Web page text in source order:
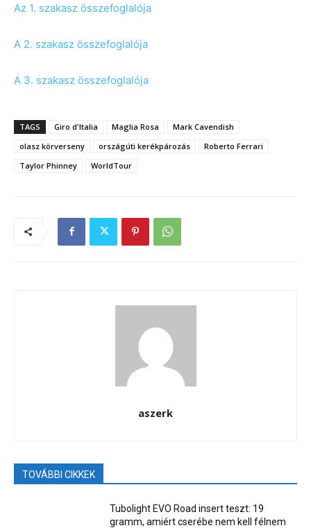
Az 1. szakasz összefoglalója
A 2. szakasz összefoglalója
A 3. szakasz összefoglalója
TAGS Giro d'Italia Maglia Rosa
Mark Cavendish
olasz körverseny
országúti kerékpározás
Roberto Ferrari
Taylor Phinney
WorldTour
aszerk
TOVÁBBI CIKKEK
Tubolight EVO Road insert teszt: 19
gramm, amiért cserébe nem kell félnem